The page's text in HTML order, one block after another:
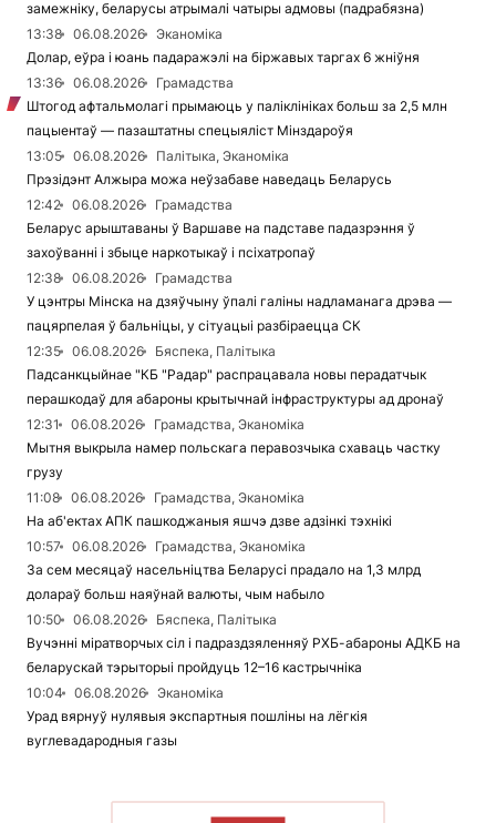
замежніку, беларусы атрымалі чатыры адмовы (падрабязна)
13:38
06.08.2026
Эканоміка
Долар, еўра і юань падаражэлі на біржавых таргах 6 жніўня
13:36
06.08.2026
Грамадства
Штогод афтальмолагі прымаюць у паліклініках больш за 2,5 млн
пацыентаў — пазаштатны спецыяліст Мінздароўя
13:05
06.08.2026
Палітыка, Эканоміка
Прэзідэнт Алжыра можа неўзабаве наведаць Беларусь
12:42
06.08.2026
Грамадства
Беларус арыштаваны ў Варшаве на падставе падазрэння ў
захоўванні і збыце наркотыкаў і псіхатропаў
12:38
06.08.2026
Грамадства
У цэнтры Мінска на дзяўчыну ўпалі галіны надламанага дрэва —
пацярпелая ў бальніцы, у сітуацыі разбіраецца СК
12:35
06.08.2026
Бяспека, Палітыка
Падсанкцыйнае "КБ "Радар" распрацавала новы перадатчык
перашкодаў для абароны крытычнай інфраструктуры ад дронаў
12:31
06.08.2026
Грамадства, Эканоміка
Мытня выкрыла намер польскага перавозчыка схаваць частку
грузу
11:08
06.08.2026
Грамадства, Эканоміка
На аб'ектах АПК пашкоджаныя яшчэ дзве адзінкі тэхнікі
10:57
06.08.2026
Грамадства, Эканоміка
За сем месяцаў насельніцтва Беларусі прадало на 1,3 млрд
долараў больш наяўнай валюты, чым набыло
10:50
06.08.2026
Бяспека, Палітыка
Вучэнні міратворчых сіл і падраздзяленняў РХБ-абароны АДКБ на
беларускай тэрыторыі пройдуць 12–16 кастрычніка
10:04
06.08.2026
Эканоміка
Урад вярнуў нулявыя экспартныя пошліны на лёгкія
вуглевадародныя газы